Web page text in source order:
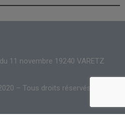
11 novembre 19240 VARETZ
– Tous droits réservés